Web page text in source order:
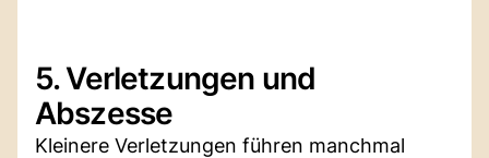
5. Verletzungen und
Abszesse
Kleinere Verletzungen führen manchmal